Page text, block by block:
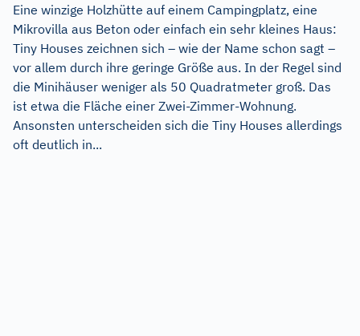
Eine winzige Holzhütte auf einem Campingplatz, eine
Mikrovilla aus Beton oder einfach ein sehr kleines Haus:
Tiny Houses zeichnen sich – wie der Name schon sagt –
vor allem durch ihre geringe Größe aus. In der Regel sind
die Minihäuser weniger als 50 Quadratmeter groß. Das
ist etwa die Fläche einer Zwei-Zimmer-Wohnung.
Ansonsten unterscheiden sich die Tiny Houses allerdings
oft deutlich in...